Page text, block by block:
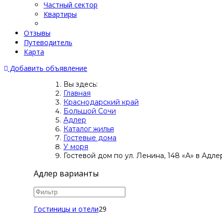
Частный сектор
Квартиры
Отзывы
Путеводитель
Карта
Добавить объявление
Вы здесь:
Главная
Краснодарский край
Большой Сочи
Адлер
Каталог жилья
Гостевые дома
У моря
Гостевой дом по ул. Ленина, 148 «А» в
Адлер варианты
Гостиницы и отели29